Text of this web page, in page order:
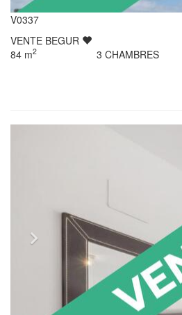
V0337
VENTE BEGUR
84 m2 3 CHAMBRES